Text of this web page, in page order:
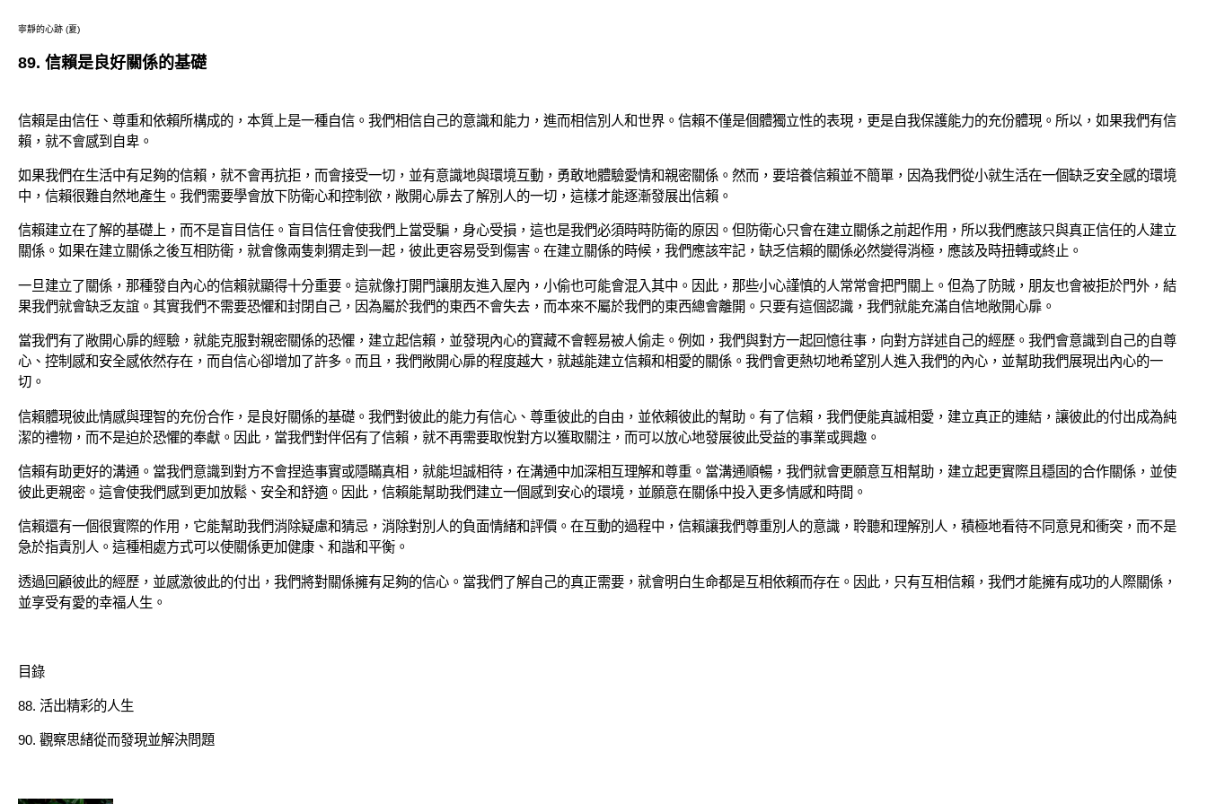
寧靜的心跡 (夏)
89. 信賴是良好關係的基礎
信賴是由信任、尊重和依賴所構成的，本質上是一種自信。我們相信自己的意識和能力，進而相信別人和世界。信賴不僅是個體獨立性的表現，更是自我保護能力的充份體現。所以，如果我們有信
賴，就不會感到自卑。
如果我們在生活中有足夠的信賴，就不會再抗拒，而會接受一切，並有意識地與環境互動，勇敢地體驗愛情和親密關係。然而，要培養信賴並不簡單，因為我們從小就生活在一個缺乏安全感的環境
中，信賴很難自然地產生。我們需要學會放下防衛心和控制欲，敞開心扉去了解別人的一切，這樣才能逐漸發展出信賴。
信賴建立在了解的基礎上，而不是盲目信任。盲目信任會使我們上當受騙，身心受損，這也是我們必須時時防衛的原因。但防衛心只會在建立關係之前起作用，所以我們應該只與真正信任的人建立
關係。如果在建立關係之後互相防衛，就會像兩隻刺猬走到一起，彼此更容易受到傷害。在建立關係的時候，我們應該牢記，缺乏信賴的關係必然變得消極，應該及時扭轉或終止。
一旦建立了關係，那種發自內心的信賴就顯得十分重要。這就像打開門讓朋友進入屋內，小偷也可能會混入其中。因此，那些小心謹慎的人常常會把門關上。但為了防賊，朋友也會被拒於門外，結
果我們就會缺乏友誼。其實我們不需要恐懼和封閉自己，因為屬於我們的東西不會失去，而本來不屬於我們的東西總會離開。只要有這個認識，我們就能充滿自信地敞開心扉。
當我們有了敞開心扉的經驗，就能克服對親密關係的恐懼，建立起信賴，並發現內心的寶藏不會輕易被人偷走。例如，我們與對方一起回憶往事，向對方詳述自己的經歷。我們會意識到自己的自尊
心、控制感和安全感依然存在，而自信心卻增加了許多。而且，我們敞開心扉的程度越大，就越能建立信賴和相愛的關係。我們會更熱切地希望別人進入我們的內心，並幫助我們展現出內心的一
切。
信賴體現彼此情感與理智的充份合作，是良好關係的基礎。我們對彼此的能力有信心、尊重彼此的自由，並依賴彼此的幫助。有了信賴，我們便能真誠相愛，建立真正的連結，讓彼此的付出成為純
潔的禮物，而不是迫於恐懼的奉獻。因此，當我們對伴侶有了信賴，就不再需要取悅對方以獲取關注，而可以放心地發展彼此受益的事業或興趣。
信賴有助更好的溝通。當我們意識到對方不會捏造事實或隱瞞真相，就能坦誠相待，在溝通中加深相互理解和尊重。當溝通順暢，我們就會更願意互相幫助，建立起更實際且穩固的合作關係，並使
彼此更親密。這會使我們感到更加放鬆、安全和舒適。因此，信賴能幫助我們建立一個感到安心的環境，並願意在關係中投入更多情感和時間。
信賴還有一個很實際的作用，它能幫助我們消除疑慮和猜忌，消除對別人的負面情緒和評價。在互動的過程中，信賴讓我們尊重別人的意識，聆聽和理解別人，積極地看待不同意見和衝突，而不是
急於指責別人。這種相處方式可以使關係更加健康、和諧和平衡。
透過回顧彼此的經歷，並感激彼此的付出，我們將對關係擁有足夠的信心。當我們了解自己的真正需要，就會明白生命都是互相依賴而存在。因此，只有互相信賴，我們才能擁有成功的人際關係，
並享受有愛的幸福人生。
目錄
88. 活出精彩的人生
90. 觀察思緒從而發現並解決問題